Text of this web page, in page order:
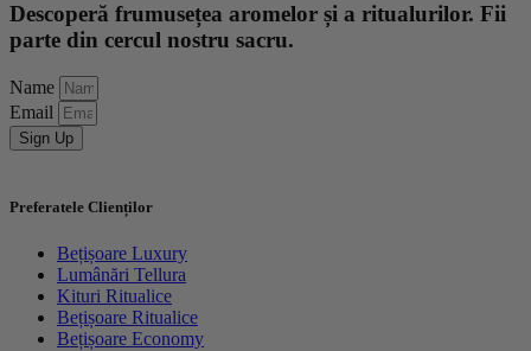
Descoperă frumusețea aromelor și a ritualurilor. Fii
parte din cercul nostru sacru.
Name
Email
Sign Up
Preferatele Clienților
Bețișoare Luxury
Lumânări Tellura
Kituri Ritualice
Bețișoare Ritualice
Bețișoare Economy